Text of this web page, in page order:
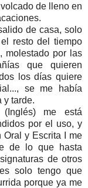
de lleno en
de casa, solo
resto del tiempo
molestado por las
que quieren
los días quiere
se me había
y tarde.
me está
por el uso, y
Oral y Escrita I me
de lo que hasta
de otros
solo tengo que
porque ya me